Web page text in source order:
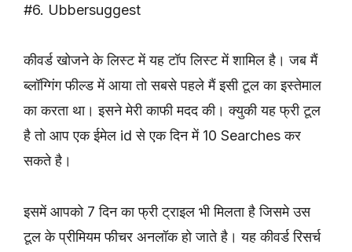
#6. Ubbersuggest
कीवर्ड खोजने के लिस्ट में यह टॉप लिस्ट में शामिल है। जब मैं
ब्लॉग्गिंग फील्ड में आया तो सबसे पहले मैं इसी टूल का इस्तेमाल
का करता था। इसने मेरी काफी मदद की। क्युकी यह फ्री टूल
है तो आप एक ईमेल id से एक दिन में 10 Searches कर
सकते है।
इसमें आपको 7 दिन का फ्री ट्राइल भी मिलता है जिसमे उस
टूल के प्रीमियम फीचर अनलॉक हो जाते है। यह कीवर्ड रिसर्च